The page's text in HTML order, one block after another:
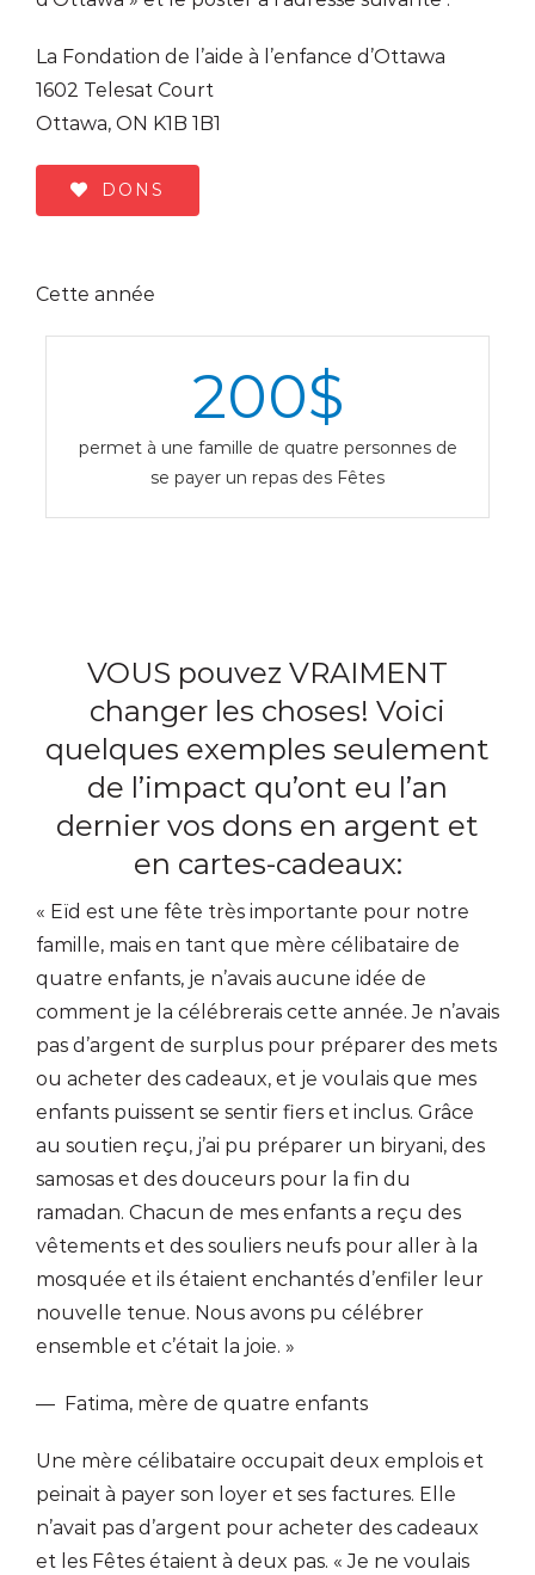
La Fondation de l’aide à l’enfance d’Ottawa
1602 Telesat Court
Ottawa, ON K1B 1B1
DONS
Cette année
200$
permet à une famille de quatre personnes de
se payer un repas des Fêtes
VOUS pouvez VRAIMENT
changer les choses! Voici
quelques exemples seulement
de l’impact qu’ont eu l’an
dernier vos dons en argent et
en cartes-cadeaux:
« Eïd est une fête très importante pour notre
famille, mais en tant que mère célibataire de
quatre enfants, je n’avais aucune idée de
comment je la célébrerais cette année. Je n’avais
pas d’argent de surplus pour préparer des mets
ou acheter des cadeaux, et je voulais que mes
enfants puissent se sentir fiers et inclus. Grâce
au soutien reçu, j’ai pu préparer un biryani, des
samosas et des douceurs pour la fin du
ramadan. Chacun de mes enfants a reçu des
vêtements et des souliers neufs pour aller à la
mosquée et ils étaient enchantés d’enfiler leur
nouvelle tenue. Nous avons pu célébrer
ensemble et c’était la joie. »
— Fatima, mère de quatre enfants
Une mère célibataire occupait deux emplois et
peinait à payer son loyer et ses factures. Elle
n’avait pas d’argent pour acheter des cadeaux
et les Fêtes étaient à deux pas. « Je ne voulais